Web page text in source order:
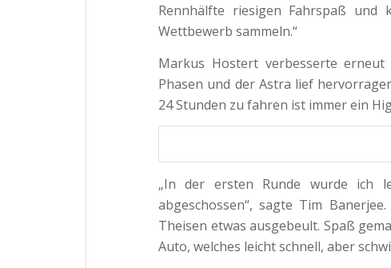
Rennhälfte riesigen Fahrspaß und
Wettbewerb sammeln.“
Markus Hostert verbesserte erneut
Phasen und der Astra lief
24 Stunden zu fahren ist immer ein
„In der ersten Runde wurde ich
abgeschossen“, sagte Tim
Theisen etwas ausgebeult. Spaß
Auto, welches leicht schnell, aber